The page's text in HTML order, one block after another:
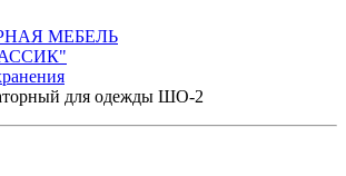
МЕБЕЛЬ
для одежды ШО-2